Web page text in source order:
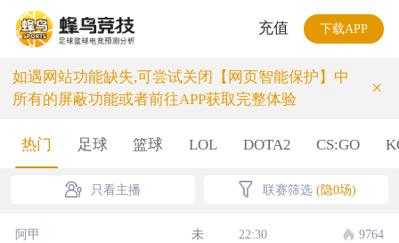
充值 下载APP
如遇网站功能缺失,可尝试关闭【网页智能保护】中
所有的屏蔽功能或者前往APP获取完整体验
×
热门 足球 篮球 LOL DOTA2 CS:GO
只看主播 联赛筛选 (隐0场)
阿甲 未 22:30 9764